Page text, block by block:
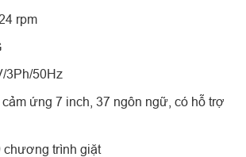
rpm
3Ph/50Hz
ứng 7 inch, 37 ngôn ngữ, có hỗ trợ
chương trình giặt